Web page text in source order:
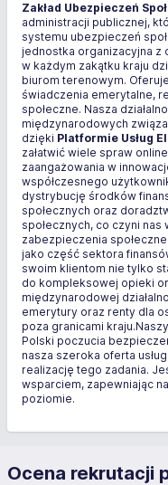
Zakład Ubezpieczeń
administracji publicznej,
systemu ubezpieczeń
jednostka organizacyjna
w każdym zakątku kraju
biurom terenowym.
świadczenia emerytalne,
społeczne. Nasza
międzynarodowych
dzięki Platformie Usług
załatwić wiele spraw
zaangażowania w
współczesnego
dystrybucję środków
społecznych oraz
społecznych, co czyni
zabezpieczenia
jako część sektora
swoim klientom nie tylko
do kompleksowej opieki
międzynarodowej
emerytury oraz renty dla
poza granicami
Polski poczucia
nasza szeroka oferta
realizację tego zadania.
wsparciem, zapewniając
poziomie.
Ocena rekrutacji